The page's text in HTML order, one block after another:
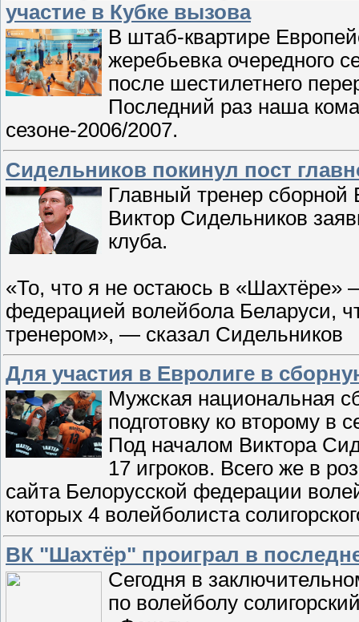
участие в Кубке вызова
В штаб-квартире
жеребьевка очередного
после шестилетнего
Последний раз наша
сезоне-2006/2007.
Сидельников покинул пост
Главный тренер сборной
Виктор Сидельников
клуба.
«То, что я не остаюсь в «Шахтёре»
федерацией волейбола Беларуси,
тренером», — сказал Сидельников
Для участия в Евролиге в
Мужская национальная
подготовку ко второму в
Под началом Виктора
17 игроков. Всего же в
сайта Белорусской федерации
которых 4 волейболиста
ВК "Шахтёр" проиграл в
Сегодня в
по волейболу